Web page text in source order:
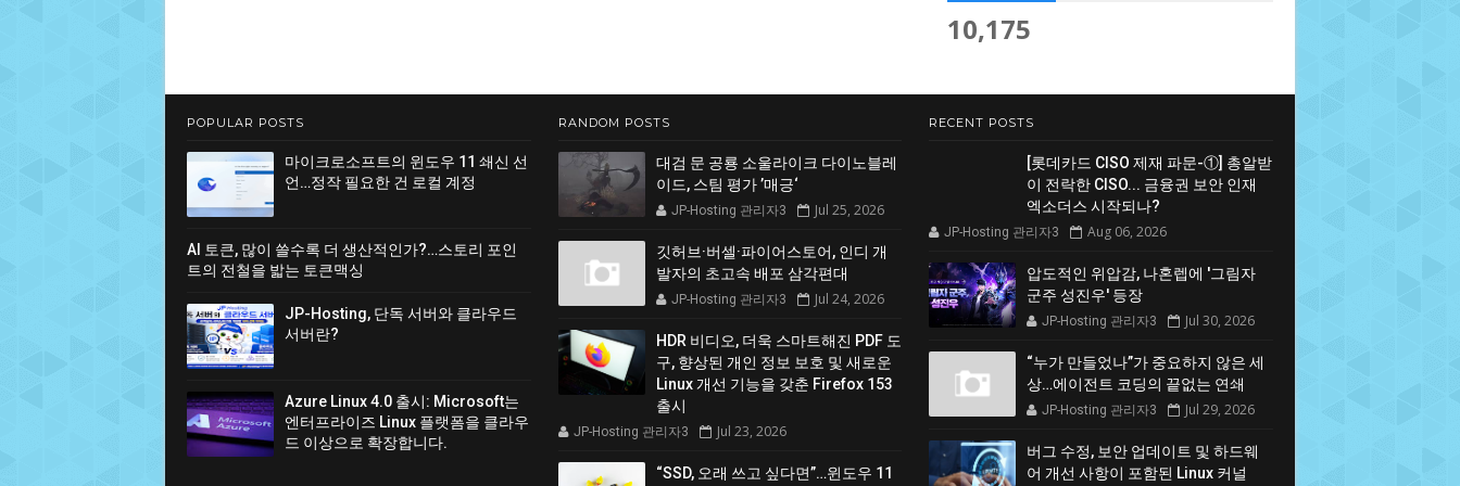
10,175
POPULAR POSTS
마이크로소프트의 윈도우 11 쇄신 선
언…정작 필요한 건 로컬 계정
AI 토큰, 많이 쓸수록 더 생산적인가?…스토리 포인
트의 전철을 밟는 토큰맥싱
JP-Hosting, 단독 서버와 클라우드
서버란?
Azure Linux 4.0 출시: Microsoft는
엔터프라이즈 Linux 플랫폼을 클라우
드 이상으로 확장합니다.
RANDOM POSTS
대검 문 공룡 소울라이크 다이노블레
이드, 스팀 평가 ’매긍‘
JP-Hosting 관리자3 Jul 25, 2026
깃허브·버셀·파이어스토어, 인디 개
발자의 초고속 배포 삼각편대
JP-Hosting 관리자3 Jul 24, 2026
HDR 비디오, 더욱 스마트해진 PDF 도
구, 향상된 개인 정보 보호 및 새로운
Linux 개선 기능을 갖춘 Firefox 153
출시
JP-Hosting 관리자3 Jul 23, 2026
“SSD, 오래 쓰고 싶다면”…윈도우 11
RECENT POSTS
[롯데카드 CISO 제재 파문-①] 총알받
이 전락한 CISO... 금융권 보안 인재
엑소더스 시작되나?
JP-Hosting 관리자3 Aug 06, 2026
압도적인 위압감, 나혼렙에 '그림자
군주 성진우' 등장
JP-Hosting 관리자3 Jul 30, 2026
“누가 만들었나”가 중요하지 않은 세
상…에이전트 코딩의 끝없는 연쇄
JP-Hosting 관리자3 Jul 29, 2026
버그 수정, 보안 업데이트 및 하드웨
어 개선 사항이 포함된 Linux 커널